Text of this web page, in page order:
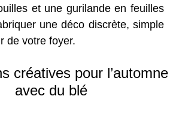
et une gurilande en feuilles
une déco discrète, simple
de votre foyer.
créatives pour l’automne
avec du blé